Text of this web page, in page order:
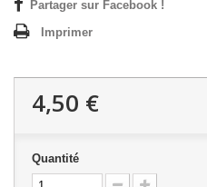
Partager sur Facebook !
Imprimer
4,50 €
Quantité